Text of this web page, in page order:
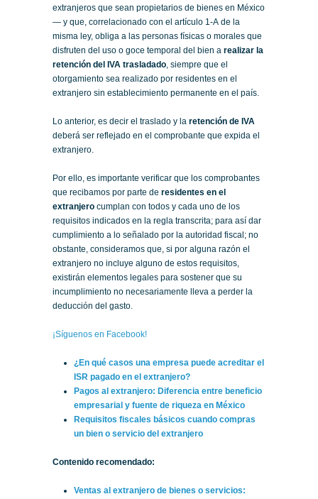
extranjeros que sean propietarios de bienes en México
— y que, correlacionado con el artículo 1-A de la
misma ley, obliga a las personas físicas o morales que
disfruten del uso o goce temporal del bien a realizar la
retención del IVA trasladado, siempre que el
otorgamiento sea realizado por residentes en el
extranjero sin establecimiento permanente en el país.
Lo anterior, es decir el traslado y la retención de IVA
deberá ser reflejado en el comprobante que expida el
extranjero.
Por ello, es importante verificar que los comprobantes
que recibamos por parte de residentes en el
extranjero cumplan con todos y cada uno de los
requisitos indicados en la regla transcrita; para así dar
cumplimiento a lo señalado por la autoridad fiscal; no
obstante, consideramos que, si por alguna razón el
extranjero no incluye alguno de estos requisitos,
existirán elementos legales para sostener que su
incumplimiento no necesariamente lleva a perder la
deducción del gasto.
¡Síguenos en Facebook!
¿En qué casos una empresa puede acreditar el
ISR pagado en el extranjero?
Pagos al extranjero: Diferencia entre beneficio
empresarial y fuente de riqueza en México
Requisitos fiscales básicos cuando compras
un bien o servicio del extranjero
Contenido recomendado:
Ventas al extranjero de bienes o servicios: